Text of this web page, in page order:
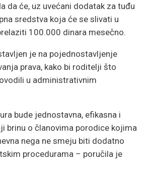
da će, uz uvećani dodatak za tuđu
sredstva koja će se slivati u
100.000 dinara mesečno.
je na pojednostavljenje
prava, kako bi roditelji što
u administrativnim
bude jednostavna, efikasna i
brinu o članovima porodice kojima
nega ne smeju biti dodatno
procedurama – poručila je